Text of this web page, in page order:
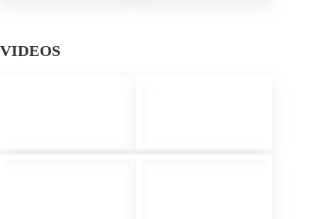
VIDEOS